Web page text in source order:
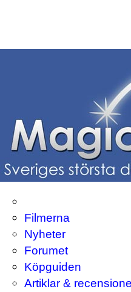
Filmerna
Nyheter
Forumet
Köpguiden
Artiklar &